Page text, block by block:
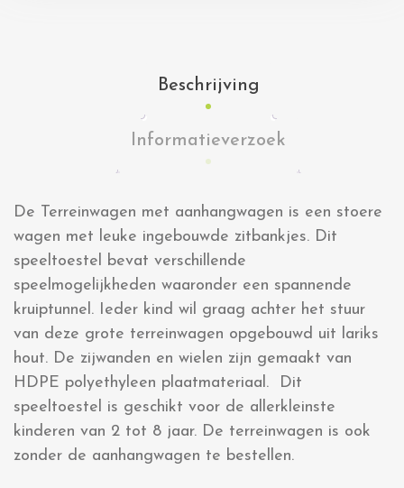
Beschrijving
Informatieverzoek
De Terreinwagen met aanhangwagen is een stoere
wagen met leuke ingebouwde zitbankjes. Dit
speeltoestel bevat verschillende
speelmogelijkheden waaronder een spannende
kruiptunnel. Ieder kind wil graag achter het stuur
van deze grote terreinwagen opgebouwd uit lariks
hout. De zijwanden en wielen zijn gemaakt van
HDPE polyethyleen plaatmateriaal. Dit
speeltoestel is geschikt voor de allerkleinste
kinderen van 2 tot 8 jaar. De terreinwagen is ook
zonder de aanhangwagen te bestellen.